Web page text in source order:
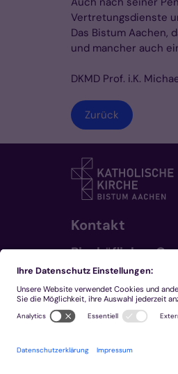
Vertretungsdienste
Das Bistum Aachen,
und mancher auch
DKMD Prof. i.K.
Zurück
Kontakt
Bischöfliches
Aachen
+49 241
aachen.de